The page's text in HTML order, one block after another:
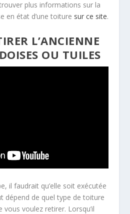
plus informations sur la
en état d’une toiture sur ce site.
L’ANCIENNE
OU TUILES
il faudrait qu’elle soit exécutée
dépend de quel type de toiture
voulez retirer. Lorsqu’il